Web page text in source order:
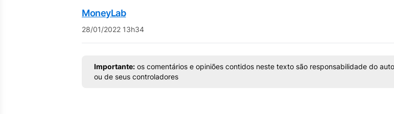
MoneyLab
28/01/2022 13h34
Importante: os comentários e opiniões contidos neste texto são responsabilidade do
ou de seus controladores